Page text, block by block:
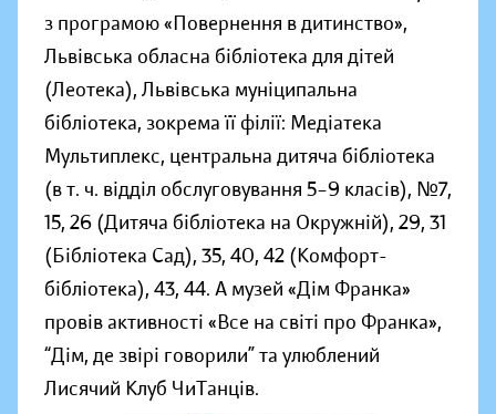
з програмою «Повернення в дитинство»,
Львівська обласна бібліотека для дітей
(Леотека), Львівська муніципальна
бібліотека, зокрема її філії: Медіатека
Мультиплекс, центральна дитяча бібліотека
(в т. ч. відділ обслуговування 5–9 класів), №7,
15, 26 (Дитяча бібліотека на Окружній), 29, 31
(Бібліотека Сад), 35, 40, 42 (Комфорт-
бібліотека), 43, 44. А музей «Дім Франка»
провів активності «Все на світі про Франка»,
“Дім, де звірі говорили” та улюблений
Лисячий Клуб ЧиТанців.